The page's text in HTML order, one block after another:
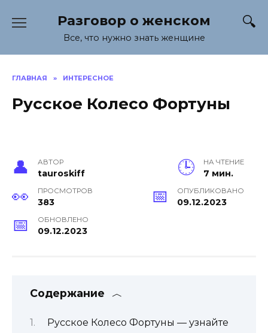
содержанию
Разговор о женском
Все, что нужно знать женщине
ГЛАВНАЯ » ИНТЕРЕСНОЕ
Русское Колесо Фортуны
АВТОР
tauroskiff
НА ЧТЕНИЕ
7 мин.
ПРОСМОТРОВ
383
ОПУБЛИКОВАНО
09.12.2023
ОБНОВЛЕНО
09.12.2023
Содержание
Русское Колесо Фортуны — узнайте